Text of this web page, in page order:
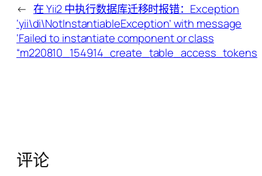
← 在 Yii2 中执行数据库迁移时报错：Exception
‘yii\di\NotInstantiableException’ with message
‘Failed to instantiate component or class
评论